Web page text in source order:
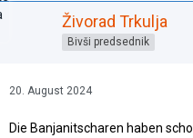
Živorad Trkulja
Bivši predsednik
20. August 2024
Die Banjanitscharen haben